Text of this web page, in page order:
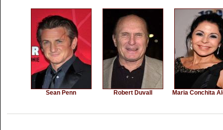
Sean Penn Robert Duvall Maria Conchita